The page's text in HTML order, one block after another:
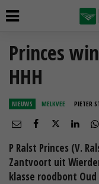
Princes
HHH
NIEUWS MELKVEE PIETER
P Ralst Princes (V.
Zantvoort uit
klasse roodbont